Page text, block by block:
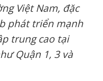
Việt Nam, đặc
phát triển mạnh
trung cao tại
Quận 1, 3 và